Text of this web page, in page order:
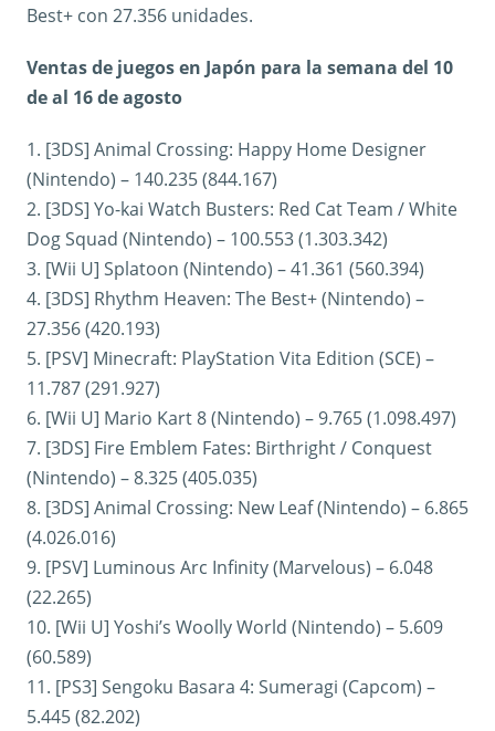
Best+ con 27.356 unidades.
Ventas de juegos en Japón para la semana del 10
de al 16 de agosto
1. [3DS] Animal Crossing: Happy Home Designer
(Nintendo) – 140.235 (844.167)
2. [3DS] Yo-kai Watch Busters: Red Cat Team / White
Dog Squad (Nintendo) – 100.553 (1.303.342)
3. [Wii U] Splatoon (Nintendo) – 41.361 (560.394)
4. [3DS] Rhythm Heaven: The Best+ (Nintendo) –
27.356 (420.193)
5. [PSV] Minecraft: PlayStation Vita Edition (SCE) –
11.787 (291.927)
6. [Wii U] Mario Kart 8 (Nintendo) – 9.765 (1.098.497)
7. [3DS] Fire Emblem Fates: Birthright / Conquest
(Nintendo) – 8.325 (405.035)
8. [3DS] Animal Crossing: New Leaf (Nintendo) – 6.865
(4.026.016)
9. [PSV] Luminous Arc Infinity (Marvelous) – 6.048
(22.265)
10. [Wii U] Yoshi’s Woolly World (Nintendo) – 5.609
(60.589)
11. [PS3] Sengoku Basara 4: Sumeragi (Capcom) –
5.445 (82.202)